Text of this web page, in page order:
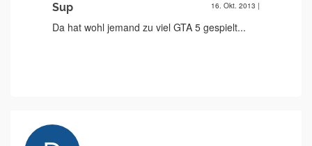
Sup 16. Okt. 2013 |
Da hat wohl jemand zu viel GTA 5 gespielt...